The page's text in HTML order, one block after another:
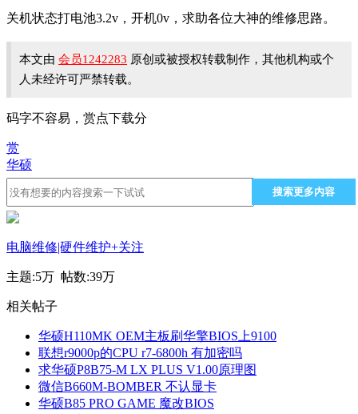
关机状态打电池3.2v，开机0v，求助各位大神的维修思路。
本文由 会员1242283 原创或被授权转载制作，其他机构或个
人未经许可严禁转载。
码字不容易，赏点下载分
赏
华硕
搜索更多内容
电脑维修|硬件维护+关注
主题:5万 帖数:39万
相关帖子
华硕H110MK OEM主板刷华擎BIOS上9100
联想r9000p的CPU r7-6800h 有加密吗
求华硕P8B75-M LX PLUS V1.00原理图
微信B660M-BOMBER 不认显卡
华硕B85 PRO GAME 魔改BIOS